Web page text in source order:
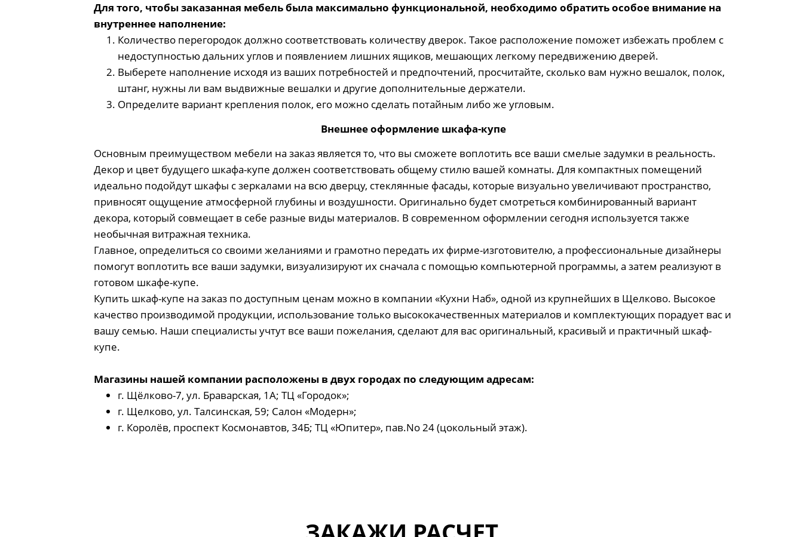
Для того, чтобы заказанная мебель была максимально функциональной, необходимо обратить особое внимание на
внутреннее наполнение:
Количество перегородок должно соответствовать количеству дверок. Такое расположение поможет избежать проблем с
недоступностью дальних углов и появлением лишних ящиков, мешающих легкому передвижению дверей.
Выберете наполнение исходя из ваших потребностей и предпочтений, просчитайте, сколько вам нужно вешалок, полок,
штанг, нужны ли вам выдвижные вешалки и другие дополнительные держатели.
Определите вариант крепления полок, его можно сделать потайным либо же угловым.
Внешнее оформление шкафа-купе
Основным преимуществом мебели на заказ является то, что вы сможете воплотить все ваши смелые задумки в реальность.
Декор и цвет будущего шкафа-купе должен соответствовать общему стилю вашей комнаты. Для компактных помещений
идеально подойдут шкафы с зеркалами на всю дверцу, стеклянные фасады, которые визуально увеличивают пространство,
привносят ощущение атмосферной глубины и воздушности. Оригинально будет смотреться комбинированный вариант
декора, который совмещает в себе разные виды материалов. В современном оформлении сегодня используется также
необычная витражная техника.
Главное, определиться со своими желаниями и грамотно передать их фирме-изготовителю, а профессиональные дизайнеры
помогут воплотить все ваши задумки, визуализируют их сначала с помощью компьютерной программы, а затем реализуют в
готовом шкафе-купе.
Купить шкаф-купе на заказ по доступным ценам можно в компании «Кухни Наб», одной из крупнейших в Щелково. Высокое
качество производимой продукции, использование только высококачественных материалов и комплектующих порадует вас и
вашу семью. Наши специалисты учтут все ваши пожелания, сделают для вас оригинальный, красивый и практичный шкаф-
купе.
Магазины нашей компании расположены в двух городах по следующим адресам:
г. Щёлково-7, ул. Браварская, 1А; ТЦ «Городок»;
г. Щелково, ул. Талсинская, 59; Салон «Модерн»;
г. Королёв, проспект Космонавтов, 34Б; ТЦ «Юпитер», пав.No 24 (цокольный этаж).